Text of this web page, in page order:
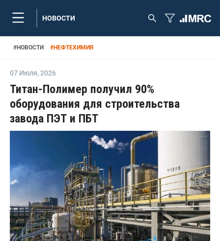
НОВОСТИ
#НОВОСТИ #НЕФТЕХИМИЯ
07 Июля, 2026
Титан-Полимер получил 90%
оборудования для строительства
завода ПЭТ и ПБТ